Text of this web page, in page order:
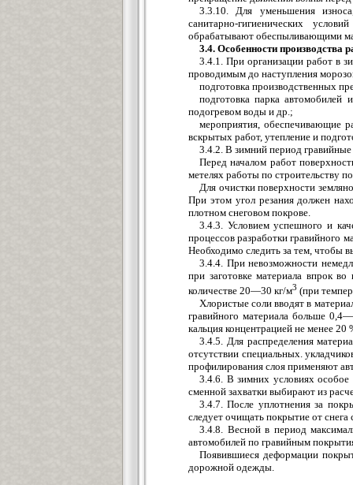
3.3.10. Для уменьшения
санитарно-гигиенических
обрабатывают обеспыливающими
3.4. Особенности производства
3.4.1. При организации работ в
проводимым до наступления
подготовка производственных
подготовка парка
подогревом воды и др.;
мероприятия, обеспечивающие
вскрытых работ, утепление и
3.4.2. В зимний период гравийные
Перед началом работ
метелях работы по строительству
Для очистки поверхности
При этом угол резания должен
плотном снеговом покрове.
3.4.3. Условием успешного и
процессов разработки гравийного
Необходимо следить за тем, чтобы
3.4.4. При невозможности
при заготовке материала впрок
количестве 20—30 кг/м3 (при
Хлористые соли вводят в
гравийного материала больше
кальция концентрацией не менее 20
3.4.5. Для распределения
отсутствии специальных.
профилирования слоя применяют
3.4.6. В зимних условиях
сменной захватки выбирают из
3.4.7. После уплотнения за
следует очищать покрытие от
3.4.8. Весной в период
автомобилей по гравийным
Появившиеся деформации
дорожной одежды.